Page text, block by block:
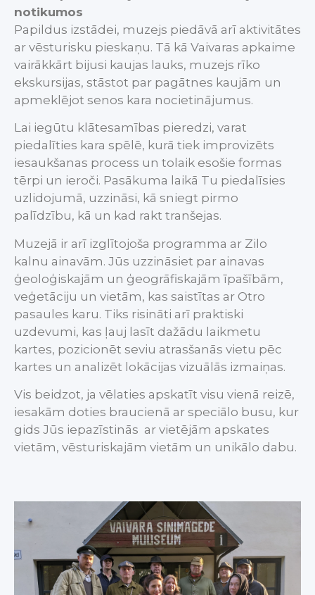
notikumos
Papildus izstādei, muzejs piedāvā arī aktivitātes
ar vēsturisku pieskaņu. Tā kā Vaivaras apkaime
vairākkārt bijusi kaujas lauks, muzejs rīko
ekskursijas, stāstot par pagātnes kaujām un
apmeklējot senos kara nocietinājumus.
Lai iegūtu klātesamības pieredzi, varat
piedalīties kara spēlē, kurā tiek improvizēts
iesaukšanas process un tolaik esošie formas
tērpi un ieroči. Pasākuma laikā Tu piedalīsies
uzlidojumā, uzzināsi, kā sniegt pirmo
palīdzību, kā un kad rakt tranšejas.
Muzejā ir arī izglītojoša programma ar Zilo
kalnu ainavām. Jūs uzzināsiet par ainavas
ģeoloģiskajām un ģeogrāfiskajām īpašībām,
veģetāciju un vietām, kas saistītas ar Otro
pasaules karu. Tiks risināti arī praktiski
uzdevumi, kas ļauj lasīt dažādu laikmetu
kartes, pozicionēt seviu atrasšanās vietu pēc
kartes un analizēt lokācijas vizuālās izmaiņas.
Vis beidzot, ja vēlaties apskatīt visu vienā reizē,
iesakām doties braucienā ar speciālo busu, kur
gids Jūs iepazīstinās ar vietējām apskates
vietām, vēsturiskajām vietām un unikālo dabu.